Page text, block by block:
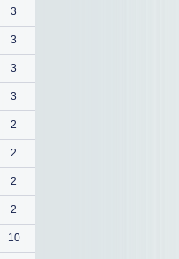
3
3
3
3
2
2
2
2
10